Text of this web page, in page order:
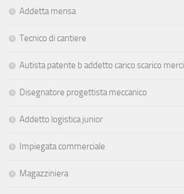
Addetta mensa
Tecnico di cantiere
Autista patente b addetto carico scarico merci
Disegnatore progettista meccanico
Addetto logistica junior
Impiegata commerciale
Magazziniera